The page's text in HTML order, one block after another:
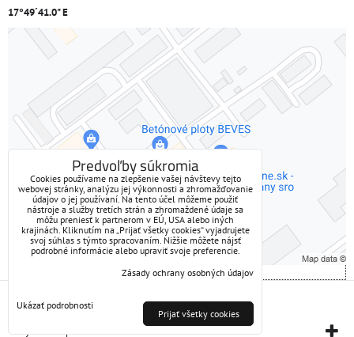
17°49´41.0" E
Externý obsah je blokovaný Voľbami súkromia
Prajete si načítať externý obsah?
Povoliť tentokrát
Povoliť a zapamätať - súhlas s druhom cookie: Funkčné
Otvoriť obsah v novom okne
Vytvorené pomocou:BiznisWeb.sk
Predvoľby súkromia
Cookies používame na zlepšenie vašej návštevy tejto
webovej stránky, analýzu jej výkonnosti a zhromažďovanie
údajov o jej používaní. Na tento účel môžeme použiť
nástroje a služby tretích strán a zhromaždené údaje sa
môžu preniesť k partnerom v EÚ, USA alebo iných
krajinách. Kliknutím na „Prijať všetky cookies“ vyjadrujete
svoj súhlas s týmto spracovaním. Nižšie môžete nájsť
podrobné informácie alebo upraviť svoje preferencie.
Zásady ochrany osobných údajov
Ukázať podrobnosti
Prijať všetky cookies